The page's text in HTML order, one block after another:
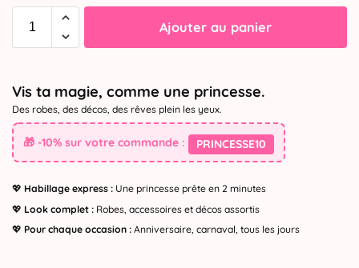
Ajouter au panier
Vis ta magie, comme une princesse.
Des robes, des décos, des rêves plein les yeux.
🎁 -10% sur votre commande : PRINCESSE10
💖 Habillage express : Une princesse prête en 2 minutes
💖 Look complet : Robes, accessoires et décos assortis
💖 Pour chaque occasion : Anniversaire, carnaval, tous les jours